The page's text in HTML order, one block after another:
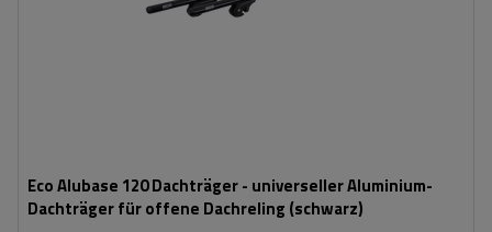
Eco Alubase 120 Dachträger - universeller Aluminium-
Dachträger für offene Dachreling (schwarz)